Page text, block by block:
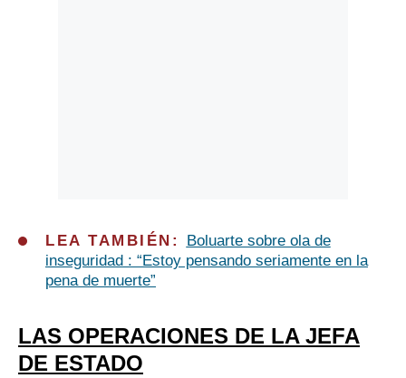
LEA TAMBIÉN:
Boluarte sobre ola de
inseguridad : “Estoy pensando seriamente en la
pena de muerte”
LAS OPERACIONES DE LA JEFA
DE ESTADO